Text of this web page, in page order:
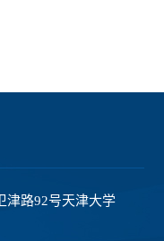
津路92号天津大学